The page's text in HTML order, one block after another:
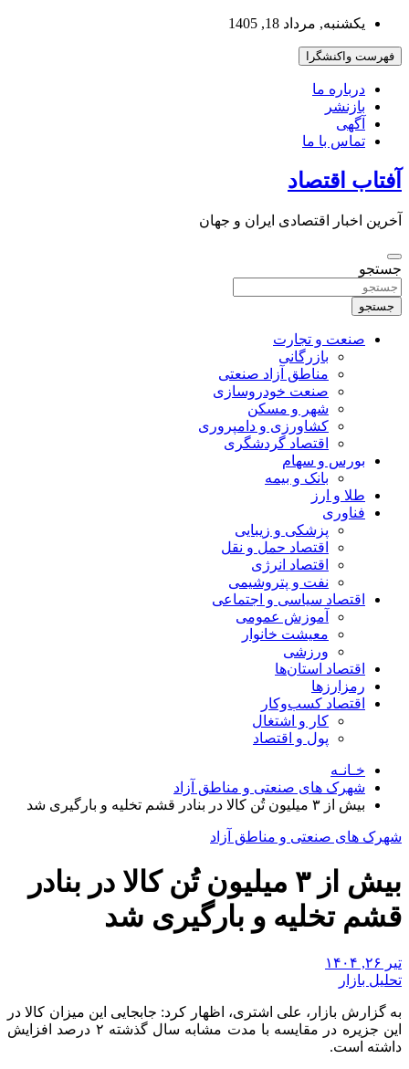
بروید
یکشنبه, مرداد 18, 1405
فهرست واکنشگرا
درباره ما
بازنشر
آگهی
تماس با ما
آفتاب اقتصاد
آخرین اخبار اقتصادی ایران و جهان
جستجو
جستجو
صنعت و تجارت
بازرگانی
مناطق آزاد صنعتی
صنعت خودروسازی
شهر و مسکن
کشاورزی و دامپروری
اقتصاد گردشگری
بورس و سهام
بانک و بیمه
طلا و ارز
فناوری
پزشکی و زیبایی
اقتصاد حمل و نقل
اقتصاد انرژی
نفت و پتروشیمی
اقتصاد سیاسی و اجتماعی
آموزش عمومی
معیشت خانوار
ورزشی
اقتصاد استان‌ها
رمزارزها
اقتصاد کسب‌و‌کار
کار و اشتغال
پول و اقتصاد
خـانـه
شهرک های صنعتی و مناطق آزاد
بیش از ۳ میلیون تُن کالا در بنادر قشم تخلیه‌ و بارگیری شد
شهرک های صنعتی و مناطق آزاد
بیش از ۳ میلیون تُن کالا در بنادر
قشم تخلیه‌ و بارگیری شد
تیر ۲۶, ۱۴۰۴
تحلیل بازار
به گزارش بازار، علی اشتری، اظهار کرد: جابجایی این میزان کالا در
این جزیره در مقایسه با مدت مشابه سال گذشته ۲ درصد افزایش
داشته است.